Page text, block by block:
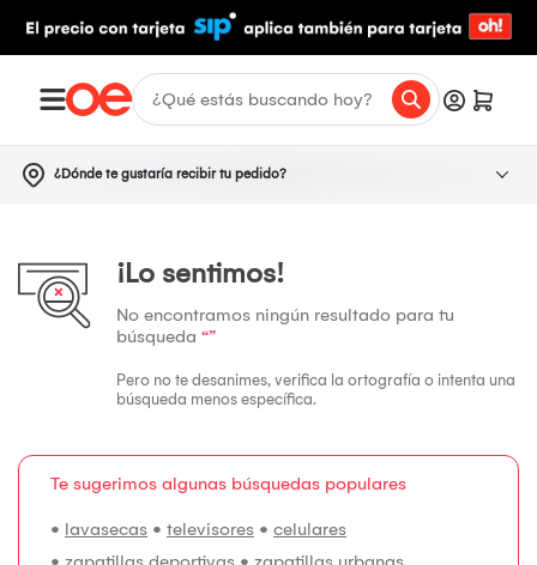
¿Dónde te gustaría recibir tu pedido?
¡Lo sentimos!
No encontramos ningún resultado para tu
búsqueda “”
Pero no te desanimes, verifica la ortografía o intenta una
búsqueda menos específica.
Te sugerimos algunas búsquedas populares
• lavasecas • televisores • celulares